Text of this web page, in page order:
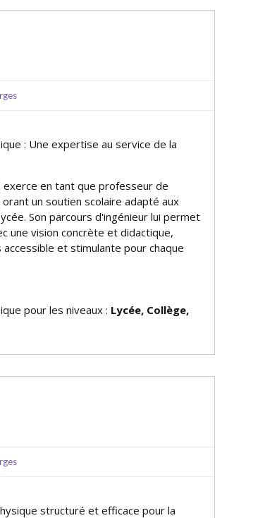
: Une expertise au service de la
exerce en tant que professeur de
un soutien scolaire adapté aux
Son parcours d'ingénieur lui permet
une vision concrète et didactique,
et stimulante pour chaque
pour les niveaux : Lycée, Collège,
structuré et efficace pour la